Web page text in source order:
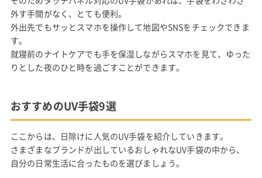
外す手間がなく、とても便利。
外出先でもサッとスマホを操作して地図やSNSをチェックできま
す。
就寝前のナイトケアでも手を保湿しながらスマホを見て、ゆった
りとした夜のひと時を過ごすことができます。
おすすめのUV手袋9選
ここからは、日除けに人気のUV手袋を紹介していきます。
さまざまなブランドが出しているおしゃれなUV手袋の中から、
自分の日常生活に合ったものを選びましょう。